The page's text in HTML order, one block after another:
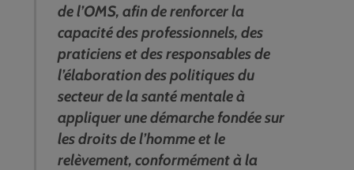
de l’OMS, afin de renforcer la
capacité des professionnels, des
praticiens et des responsables de
l’élaboration des politiques du
secteur de la santé mentale à
appliquer une démarche fondée sur
les droits de l’homme et le
relèvement, conformément à la